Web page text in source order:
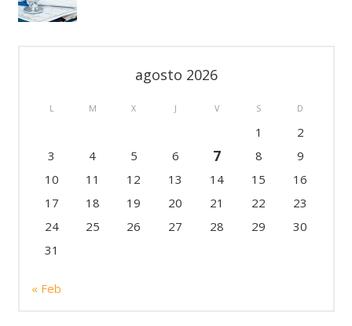
agosto 2026
L M X J V S D
1
2
3
4 5 6 7 8
9
10
11 12 13 14 15
16
17
18 19 20 21 22
23
24
25 26 27 28 29
30
31
« Feb